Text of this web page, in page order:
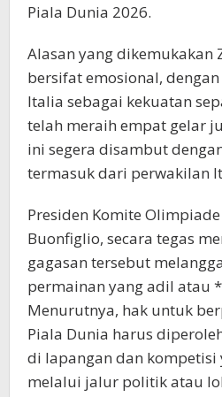
Piala Dunia 2026.
Alasan yang dikemukakan
bersifat emosional,
Italia sebagai kekuatan
telah meraih empat gelar
ini segera disambut
termasuk dari perwakilan
Presiden Komite
Buonfiglio, secara tegas
gagasan tersebut
permainan yang adil atau
Menurutnya, hak untuk
Piala Dunia harus
di lapangan dan kompetisi
melalui jalur politik atau